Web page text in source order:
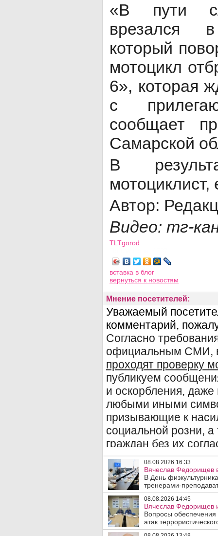
«В пути
врезался
который
мотоцикл
6», которая
с
сообщает
Самарской
В
мотоциклист,
Автор:
Видео: тг-
TLTgorod
вставка в блог
вернуться к новостям
Мнение посетителей:
08.08.2026 16:33
Вячеслав Федорищев
В День
тренерами-
08.08.2026 14:45
Вячеслав Федорищев
Вопросы обеспечения
атак